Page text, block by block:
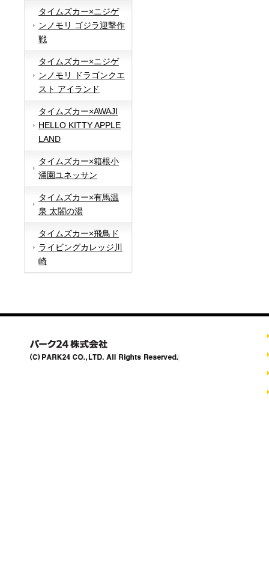
タイムズカー×ニジゲ
ンノモリ ゴジラ迎撃作
戦
タイムズカー×ニジゲ
ンノモリ ドラゴンクエ
スト アイランド
タイムズカー×AWAJI
HELLO KITTY APPLE
LAND
タイムズカー×箱根小
涌園ユネッサン
タイムズカー×有馬温
泉 太閤の湯
タイムズカー×飛鳥ド
ライビングカレッジ川
崎